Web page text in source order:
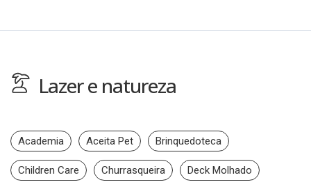
Lazer e natureza
Academia Aceita Pet Brinquedoteca
Children Care Churrasqueira Deck Molhado